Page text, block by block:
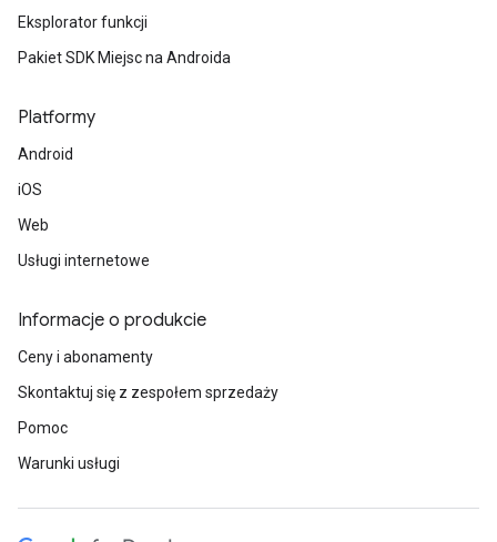
Eksplorator funkcji
Pakiet SDK Miejsc na Androida
Platformy
Android
iOS
Web
Usługi internetowe
Informacje o produkcie
Ceny i abonamenty
Skontaktuj się z zespołem sprzedaży
Pomoc
Warunki usługi